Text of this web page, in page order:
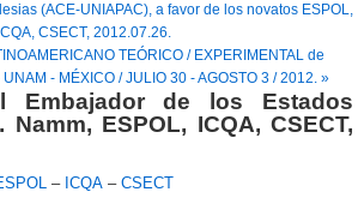
(ACE-UNIAPAC), a favor de los novatos ESPOL,
ICQA, CSECT, 2012.07.26.
TEÓRICO / EXPERIMENTAL de
- MÉXICO / JULIO 30 - AGOSTO 3 / 2012. »
Embajador de los Estados
ESPOL, ICQA, CSECT,
– ICQA – CSECT